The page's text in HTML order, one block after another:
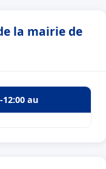
la mairie de
12:00 au